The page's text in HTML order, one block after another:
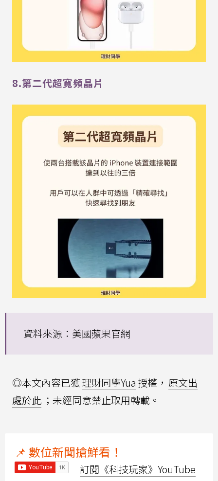
8.第二代超寬頻晶片
資料來源：美國蘋果官網
◎本文內容已獲理財同學Yua 授權， 原文出
處於此 ；未經同意禁止取用轉載。
📌 數位新聞搶鮮看！
訂閱《科技玩家》YouTube